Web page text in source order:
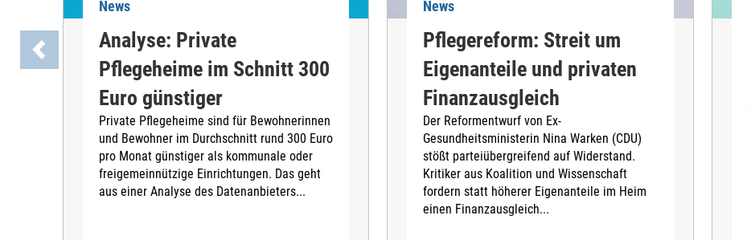
News
Analyse: Private
Pflegeheime im Schnitt 300
Euro günstiger
Private Pflegeheime sind für Bewohnerinnen
und Bewohner im Durchschnitt rund 300 Euro
pro Monat günstiger als kommunale oder
freigemeinnützige Einrichtungen. Das geht
aus einer Analyse des Datenanbieters...
News
Pflegereform: Streit um
Eigenanteile und privaten
Finanzausgleich
Der Reformentwurf von Ex-
Gesundheitsministerin Nina Warken (CDU)
stößt parteiübergreifend auf Widerstand.
Kritiker aus Koalition und Wissenschaft
fordern statt höherer Eigenanteile im Heim
einen Finanzausgleich...